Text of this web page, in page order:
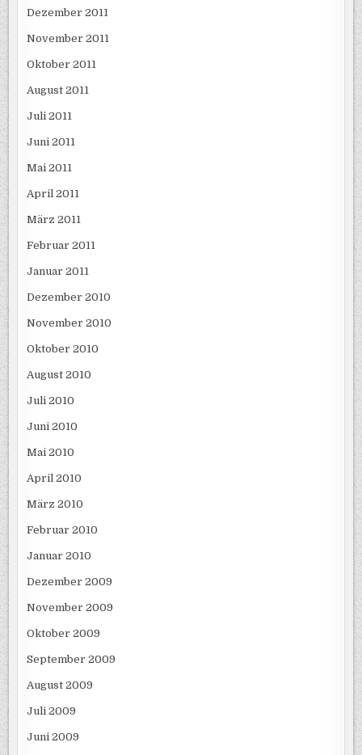
Dezember 2011
November 2011
Oktober 2011
August 2011
Juli 2011
Juni 2011
Mai 2011
April 2011
März 2011
Februar 2011
Januar 2011
Dezember 2010
November 2010
Oktober 2010
August 2010
Juli 2010
Juni 2010
Mai 2010
April 2010
März 2010
Februar 2010
Januar 2010
Dezember 2009
November 2009
Oktober 2009
September 2009
August 2009
Juli 2009
Juni 2009